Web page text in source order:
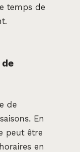
temps de
de
En
peut être
en